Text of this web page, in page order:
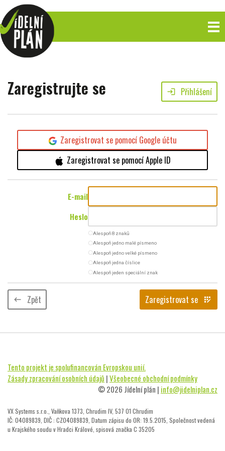
Zaregistrujte se login Přihlášení
Zaregistrovat se pomocí Google účtu
Zaregistrovat se pomocí Apple ID
E-mail
Heslo
radio_button_uncheckedAlespoň 8 znaků
radio_button_uncheckedAlespoň jedno malé písmeno
radio_button_uncheckedAlespoň jedno velké písmeno
radio_button_uncheckedAlespoň jedna číslice
radio_button_uncheckedAlespoň jeden speciální znak
keyboard_backspace Zpět Zaregistrovat se app_registration
Tento projekt je spolufinancován Evropskou unií.
Zásady zpracování osobních údajů |Všeobecné obchodní podmínky
© 2026 Jídelní plán | info@jidelniplan.cz
VX Systems s.r.o., Vaňkova 1373, Chrudim IV, 537 01 Chrudim
IČ: 04089839, DIČ : CZ04089839, Datum zápisu do OR: 19.5.2015, Společnost vedená
u Krajského soudu v Hradci Králové, spisová značka C 35205